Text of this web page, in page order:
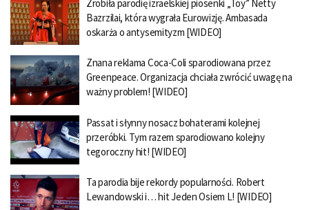
Zrobiła parodię izraelskiej piosenki „Toy” Netty
Bazrzilai, która wygrała Eurowizję. Ambasada
oskarża o antysemityzm [WIDEO]
Znana reklama Coca-Coli sparodiowana przez
Greenpeace. Organizacja chciała zwrócić uwagę na
ważny problem! [WIDEO]
Passat i słynny nosacz bohaterami kolejnej
przeróbki. Tym razem sparodiowano kolejny
tegoroczny hit! [WIDEO]
Ta parodia bije rekordy popularności. Robert
Lewandowski i… hit Jeden Osiem L! [WIDEO]